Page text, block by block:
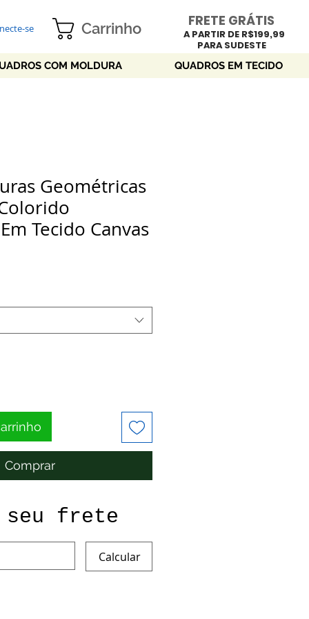
se Carrinho FRETE GRÁTIS
A PARTIR DE R$199,99
PARA SUDESTE
COM MOLDURA QUADROS EM TECIDO
Geométricas
Tecido Canvas
Comprar
seu frete
Calcular